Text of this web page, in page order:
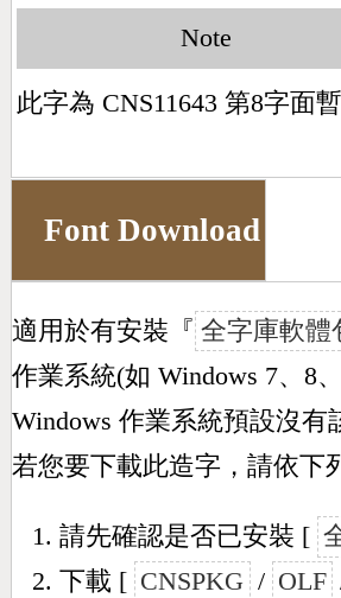
Note
此字為 CNS11643 第8字面
Font Download
適用於有安裝『 全字庫軟體
作業系統(如 Windows 7、8、
Windows 作業系統預設沒有
若您要下載此造字，請依下
請先確認是否已安裝 [
下載 [ CNSPKG / OLF